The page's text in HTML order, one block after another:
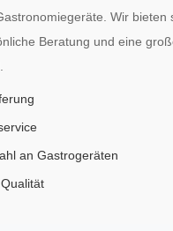
Wir bieten
Beratung und eine
an Gastrogeräten